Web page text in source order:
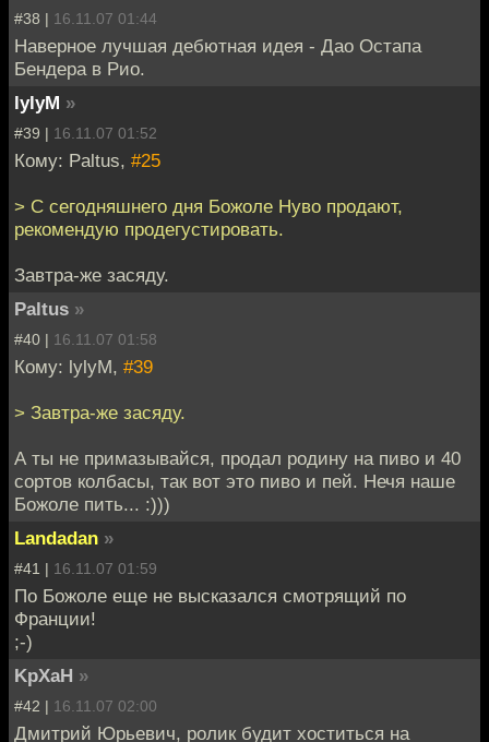
#38 | 16.11.07 01:44
Наверное лучшая дебютная идея - Дао Остапа
Бендера в Рио.
lylyM »
#39 | 16.11.07 01:52
Кому: Paltus, #25
> С сегодняшнего дня Божоле Нуво продают,
рекомендую продегустировать.
Завтра-же засяду.
Paltus »
#40 | 16.11.07 01:58
Кому: lylyM, #39
> Завтра-же засяду.
А ты не примазывайся, продал родину на пиво и 40
сортов колбасы, так вот это пиво и пей. Нечя наше
Божоле пить... :)))
Landadan »
#41 | 16.11.07 01:59
По Божоле еще не высказался смотрящий по
Франции!
;-)
KpXaH »
#42 | 16.11.07 02:00
Дмитрий Юрьевич, ролик будит хоститься на